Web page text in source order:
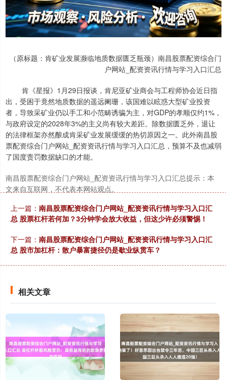
（原标题：肯矿业发展濒临地质数据匮乏瓶颈）南昌股票配资综合门
户网站_配资资讯行情与学习入口汇总
肯《星报》1月29日报谈，肯尼亚矿业商会与工程师协会近日指
出，受困于竟然地质数据的遥远阑珊，该国难以眩惑大型矿业投资
者，导致采矿业仍以手工和小范畴诱骗为主，对GDP的孝顺仅约1%，
与政府设定的2028年3%的主义尚有较大差距。除数据匮乏外，退让
的法律框架亦然酿成肯采矿业发展缓缓的热切原因之一。此外南昌股
票配资综合门户网站_配资资讯行情与学习入口汇总，预算不及也减弱
了国度责罚数据缺口的才能。
南昌股票配资综合门户网站_配资资讯行情与学习入口汇总提示：本
文来自互联网，不代表本网站观点。
上一篇： 南昌股票配资综合门户网站_配资资讯行情与学习入口汇
总 股票杠杆若何加？3分钟学会放大收益，但这少许必须警惕！
下一篇： 南昌股票配资综合门户网站_配资资讯行情与学习入口汇
总 股市加杠杆：散户暴富捷径仍是歇业纵贯车？
相关文章